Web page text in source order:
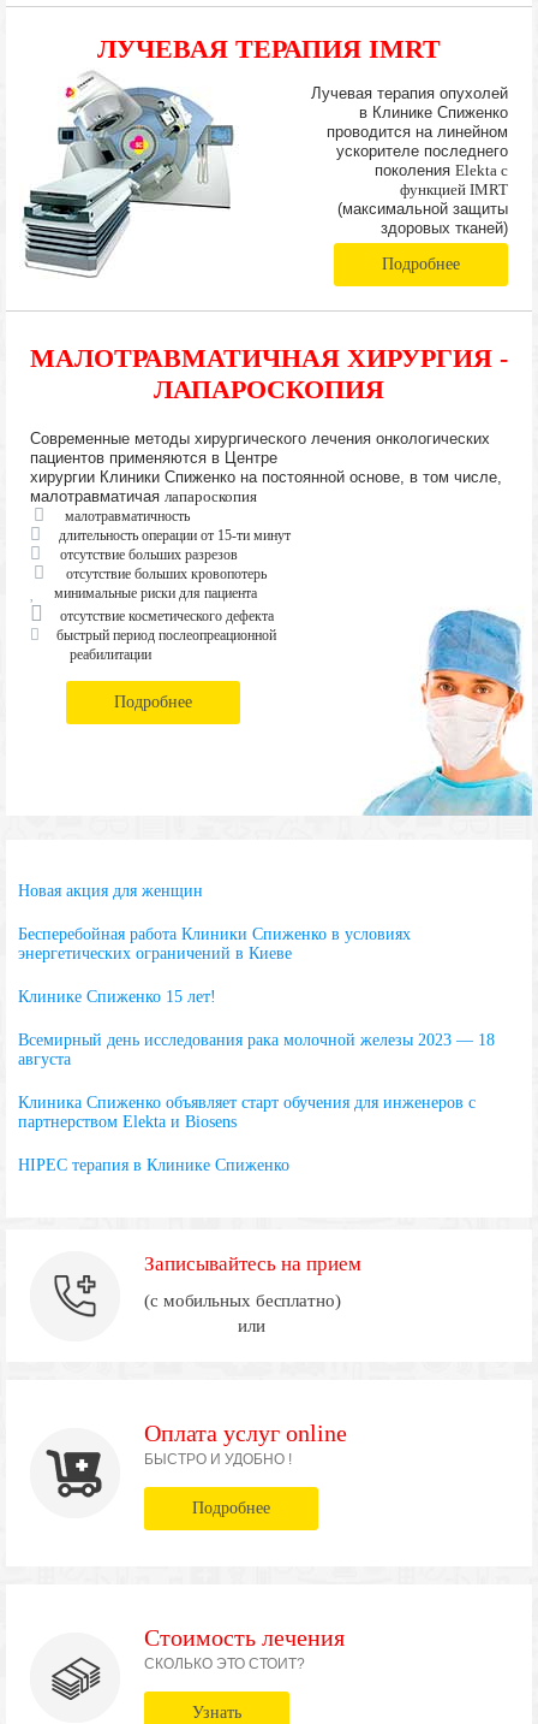
ЛУЧЕВАЯ ТЕРАПИЯ IMRT
Лучевая терапия опухолей
в Клинике Спиженко
проводится на линейном
ускорителе последнего
поколения Elekta с
функцией IMRT
(максимальной защиты
здоровых тканей)
Подробнее
МАЛОТРАВМАТИЧНАЯ ХИРУРГИЯ -
ЛАПАРОСКОПИЯ
Современные методы хирургического лечения онкологических
пациентов применяются в Центре
хирургии Клиники Спиженко на постоянной основе, в том числе,
малотравматичая лапароскопия
малотравматичность
длительность операции от 15-ти минут
отсутствие больших разрезов
отсутствие больших кровопотерь
минимальные риски для пациента
отсутствие косметического дефекта
быстрый период послеопреационной
реабилитации
Подробнее
Новая акция для женщин
Бесперебойная работа Клиники Спиженко в условиях
энергетических ограничений в Киеве
Клинике Спиженко 15 лет!
Всемирный день исследования рака молочной железы 2023 — 18
августа
Клиника Спиженко объявляет старт обучения для инженеров с
партнерством Elekta и Biosens
HIPEC терапия в Клинике Спиженко
Записывайтесь на прием
(с мобильных бесплатно)
или
Оплата услуг online
БЫСТРО И УДОБНО !
Подробнее
Стоимость лечения
СКОЛЬКО ЭТО СТОИТ?
Узнать